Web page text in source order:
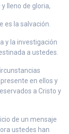
lleno de gloria,
es la salvación.
y la investigación
a ustedes.
en ellos y
a Cristo y
de un mensaje
ustedes han